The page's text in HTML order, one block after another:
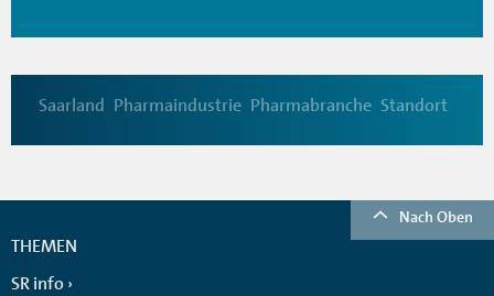
Saarland Pharmaindustrie Pharmabranche Standort
Nach Oben
THEMEN
SR info